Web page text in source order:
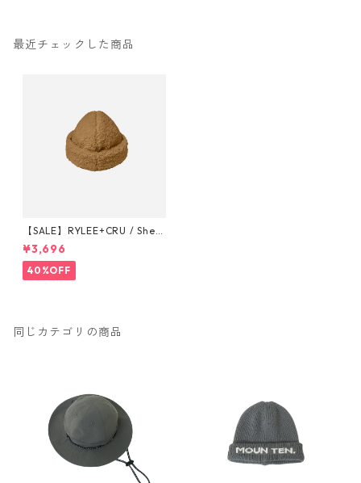
最近チェックした商品
【SALE】RYLEE+CRU / Shea
rling Beanie Kids
¥3,696
40%OFF
同じカテゴリの商品